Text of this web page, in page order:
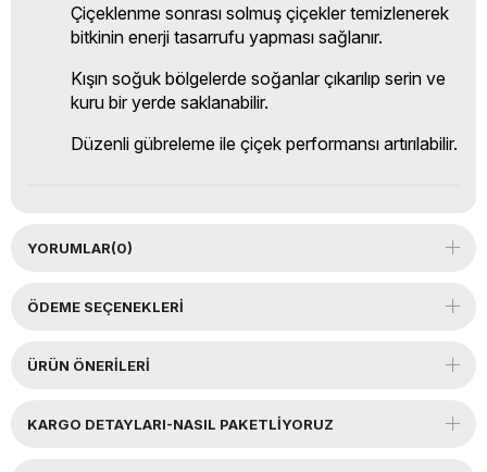
Çiçeklenme sonrası solmuş çiçekler temizlenerek
bitkinin enerji tasarrufu yapması sağlanır.
Kışın soğuk bölgelerde soğanlar çıkarılıp serin ve
kuru bir yerde saklanabilir.
Düzenli gübreleme ile çiçek performansı artırılabilir.
YORUMLAR(0)
ÖDEME SEÇENEKLERI
ÜRÜN ÖNERILERI
KARGO DETAYLARI-NASIL PAKETLİYORUZ